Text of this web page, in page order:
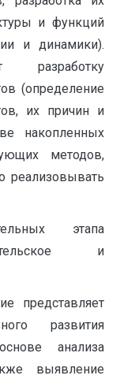
и функций
и динамики).
разработку
(определение
их причин и
накопленных
методов,
реализовывать
этапа
и
представляет
развития
анализа
выявле­ние